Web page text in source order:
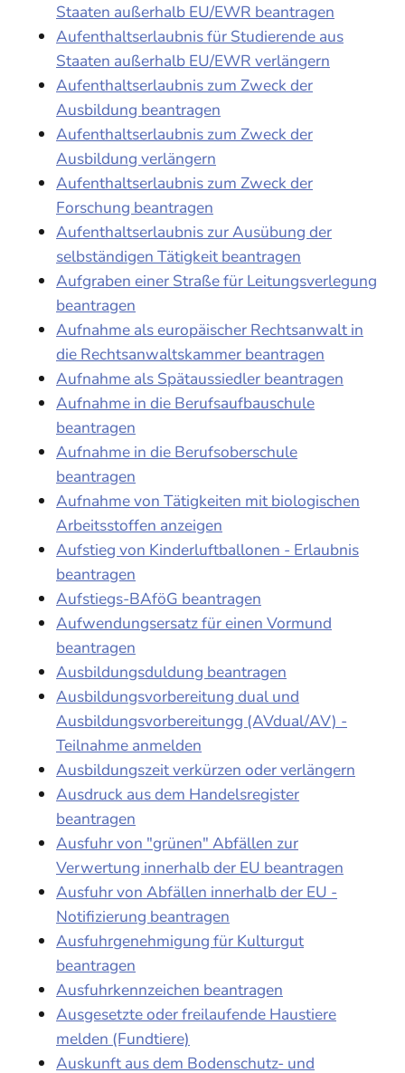
Staaten außerhalb EU/EWR beantragen
Aufenthaltserlaubnis für Studierende aus
Staaten außerhalb EU/EWR verlängern
Aufenthaltserlaubnis zum Zweck der
Ausbildung beantragen
Aufenthaltserlaubnis zum Zweck der
Ausbildung verlängern
Aufenthaltserlaubnis zum Zweck der
Forschung beantragen
Aufenthaltserlaubnis zur Ausübung der
selbständigen Tätigkeit beantragen
Aufgraben einer Straße für Leitungsverlegung
beantragen
Aufnahme als europäischer Rechtsanwalt in
die Rechtsanwaltskammer beantragen
Aufnahme als Spätaussiedler beantragen
Aufnahme in die Berufsaufbauschule
beantragen
Aufnahme in die Berufsoberschule
beantragen
Aufnahme von Tätigkeiten mit biologischen
Arbeitsstoffen anzeigen
Aufstieg von Kinderluftballonen - Erlaubnis
beantragen
Aufstiegs-BAföG beantragen
Aufwendungsersatz für einen Vormund
beantragen
Ausbildungsduldung beantragen
Ausbildungsvorbereitung dual und
Ausbildungsvorbereitungg (AVdual/AV) -
Teilnahme anmelden
Ausbildungszeit verkürzen oder verlängern
Ausdruck aus dem Handelsregister
beantragen
Ausfuhr von "grünen" Abfällen zur
Verwertung innerhalb der EU beantragen
Ausfuhr von Abfällen innerhalb der EU -
Notifizierung beantragen
Ausfuhrgenehmigung für Kulturgut
beantragen
Ausfuhrkennzeichen beantragen
Ausgesetzte oder freilaufende Haustiere
melden (Fundtiere)
Auskunft aus dem Bodenschutz- und